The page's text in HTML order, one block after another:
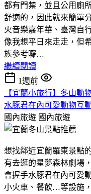
都有門禁，並且公用廁
舒適的，因此就來簡單
火音樂嘉年華、臺灣自
像我想平日來走走，但
族參考囉…
繼續閱讀
1週前
【宜蘭小旅行】冬山動
水豚君在內可愛動物互
國內旅遊 國內旅遊
想找鄰近宜蘭羅東景點
有去逛的星夢森林劇場
會握手水豚君在內可愛
小火車、餐飲…等設施